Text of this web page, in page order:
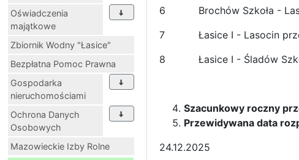
Oświadczenia
majątkowe
Zbiornik Wodny "Łasice"
Bezpłatna Pomoc Prawna
Gospodarka
nieruchomościami
Ochrona Danych
Osobowych
Mazowieckie Izby Rolne
6
Brochów Szkoła -
7
Łasice I - Lasocin
8
Łasice I - Śladów
Szacunkowy roczny
Przewidywana data
24.12.2025